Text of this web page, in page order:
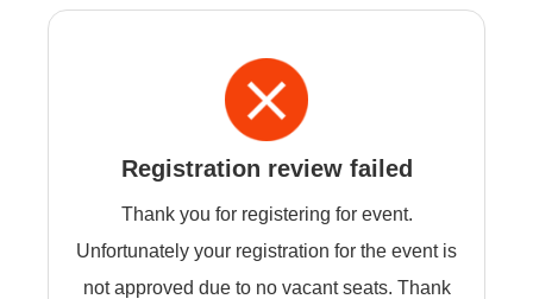
Registration review failed
Thank you for registering for event.
Unfortunately your registration for the event is
not approved due to no vacant seats. Thank